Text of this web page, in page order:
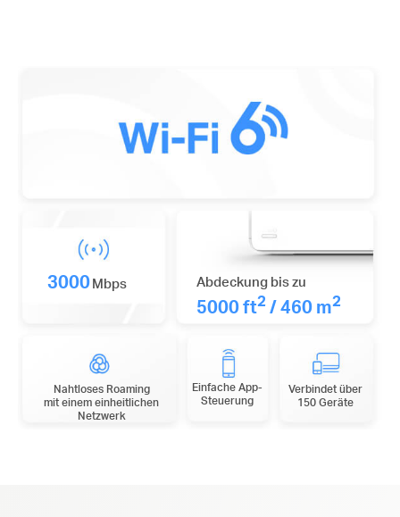
3000Mbps Abdeckung bis zu
5000 ft2/ 460 m2
Nahtloses Roaming
mit einem einheitlichen
Netzwerk
Einfache App-
Steuerung
Verbindet über
150 Geräte